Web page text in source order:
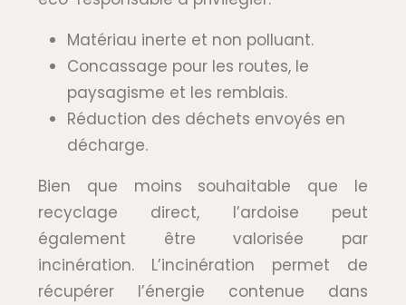
Matériau inerte et non polluant.
Concassage pour les routes, le
paysagisme et les remblais.
Réduction des déchets envoyés en
décharge.
Bien que moins souhaitable que le
recyclage direct, l’ardoise peut
également être valorisée par
incinération. L’incinération permet de
récupérer l’énergie contenue dans